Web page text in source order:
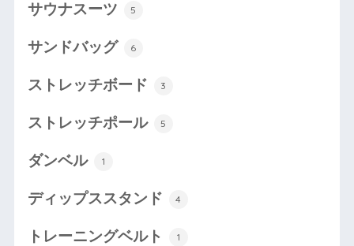
サウナスーツ 5
サンドバッグ 6
ストレッチボード 3
ストレッチポール 5
ダンベル 1
ディップススタンド 4
トレーニングベルト 1